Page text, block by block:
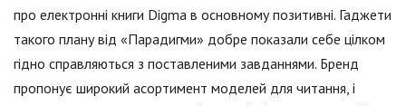
про електронні книги Digma в основному позитивні. Гаджети
такого плану від «Парадигми» добре показали себе цілком
гідно справляються з поставленими завданнями. Бренд
пропонує широкий асортимент моделей для читання, і